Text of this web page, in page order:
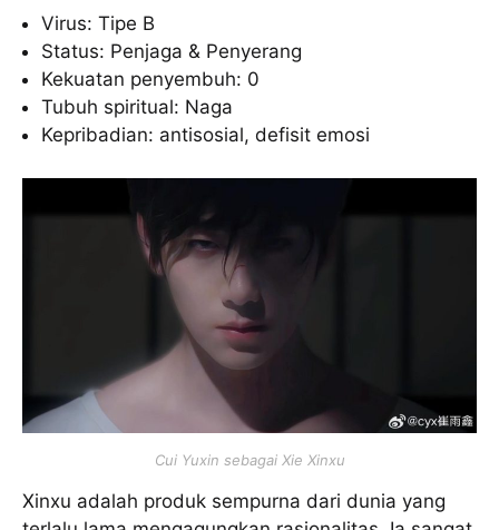
Virus: Tipe B
Status: Penjaga & Penyerang
Kekuatan penyembuh: 0
Tubuh spiritual: Naga
Kepribadian: antisosial, defisit emosi
Cui Yuxin sebagai Xie Xinxu
Xinxu adalah produk sempurna dari dunia yang